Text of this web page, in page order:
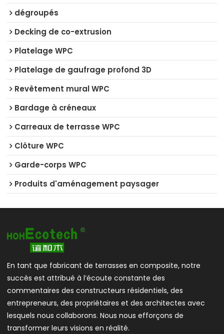
dégroupés
Decking de co-extrusion
Platelage WPC
Platelage de gaufrage profond 3D
Revêtement mural WPC
Bardage à créneaux
Carreaux de terrasse WPC
Clôture WPC
Garde-corps WPC
Produits d'aménagement paysager
En tant que fabricant de terrasses en composite, notre
succès est attribué à l’écoute constante des
commentaires des constructeurs résidentiels, des
entrepreneurs, des propriétaires et des architectes avec
lesquels nous collaborons. Nous nous efforçons de
transformer leurs visions en réalité.